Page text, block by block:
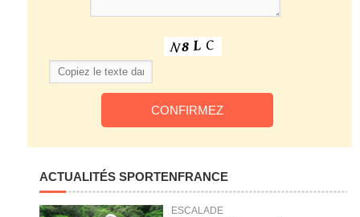
ACTUALITÉS SPORTENFRANCE
ESCALADE